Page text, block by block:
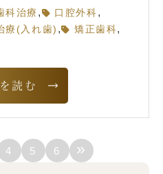
科治療 , 口腔外科 ,
療(入れ歯) , 矯正歯科,
読む
4 5 6 »